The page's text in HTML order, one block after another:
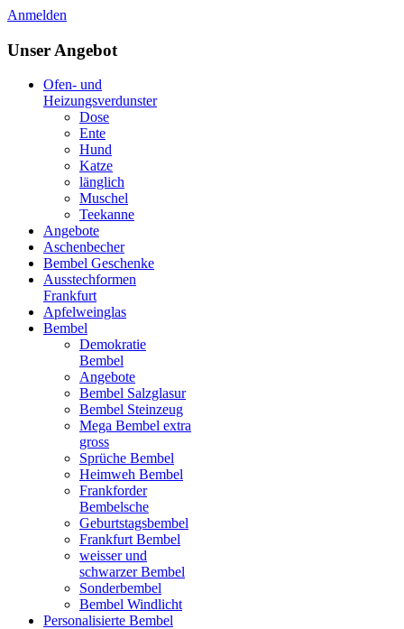
Anmelden
Unser Angebot
Ofen- und
Heizungsverdunster
Dose
Ente
Hund
Katze
länglich
Muschel
Teekanne
Angebote
Aschenbecher
Bembel Geschenke
Ausstechformen
Frankfurt
Apfelweinglas
Bembel
Demokratie
Bembel
Angebote
Bembel Salzglasur
Bembel Steinzeug
Mega Bembel extra
gross
Sprüche Bembel
Heimweh Bembel
Frankforder
Bembelsche
Geburtstagsbembel
Frankfurt Bembel
weisser und
schwarzer Bembel
Sonderbembel
Bembel Windlicht
Personalisierte Bembel